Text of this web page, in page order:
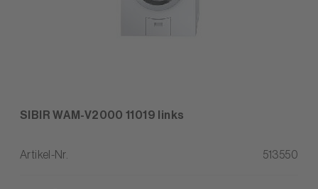
SIBIR WAM-V2000 11019 links
Artikel-Nr. 513550